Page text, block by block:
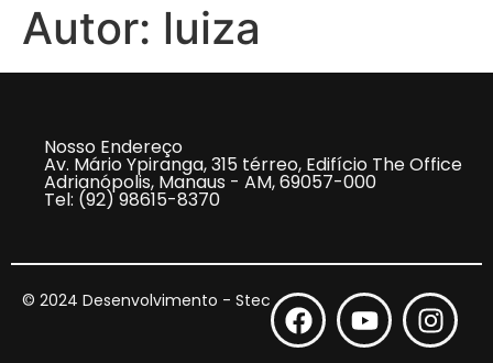
Autor: luiza
Nosso Endereço
Av. Mário Ypiranga, 315 térreo, Edifício The Office
Adrianópolis, Manaus - AM, 69057-000
Tel: (92) 98615-8370
© 2024 Desenvolvimento - Stec